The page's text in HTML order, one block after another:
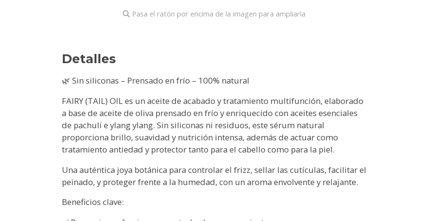
Pasa el ratón por encima de la imagen para ampliarla
Detalles
🌿 Sin siliconas – Prensado en frío – 100% natural
FAIRY (TAIL) OIL es un aceite de acabado y tratamiento multifunción, elaborado
a base de aceite de oliva prensado en frío y enriquecido con aceites esenciales
de pachulí e ylang ylang. Sin siliconas ni residuos, este sérum natural
proporciona brillo, suavidad y nutrición intensa, además de actuar como
tratamiento antiedad y protector tanto para el cabello como para la piel.
Una auténtica joya botánica para controlar el frizz, sellar las cutículas, facilitar el
peinado, y proteger frente a la humedad, con un aroma envolvente y relajante.
Beneficios clave: